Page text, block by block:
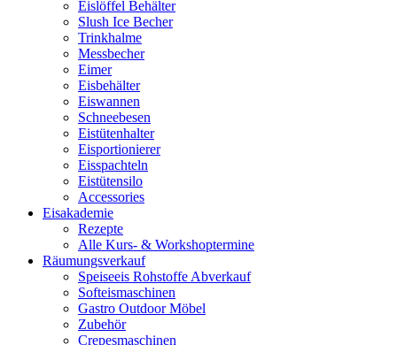
Eislöffel Behälter
Slush Ice Becher
Trinkhalme
Messbecher
Eimer
Eisbehälter
Eiswannen
Schneebesen
Eistütenhalter
Eisportionierer
Eisspachteln
Eistütensilo
Accessories
Eisakademie
Rezepte
Alle Kurs- & Workshoptermine
Räumungsverkauf
Speiseeis Rohstoffe Abverkauf
Softeismaschinen
Gastro Outdoor Möbel
Zubehör
Crepesmaschinen